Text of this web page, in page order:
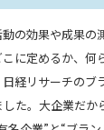
の効果や成果の
に定めるか、何
経リサーチのブ
た。大企業だか